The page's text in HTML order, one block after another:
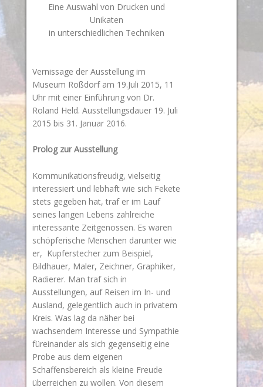
Eine Auswahl von Drucken und
Unikaten
in unterschiedlichen Techniken
Vernissage der Ausstellung im
Museum Roßdorf am 19.Juli 2015, 11
Uhr mit einer Einführung von Dr.
Roland Held. Ausstellungsdauer 19. Juli
2015 bis 31. Januar 2016.
Prolog zur Ausstellung
Kommunikationsfreudig, vielseitig
interessiert und lebhaft wie sich Fekete
stets gegeben hat, traf er im Lauf
seines langen Lebens zahlreiche
interessante Zeitgenossen. Es waren
schöpferische Menschen darunter wie
er, Kupferstecher zum Beispiel,
Bildhauer, Maler, Zeichner, Graphiker,
Radierer. Man traf sich in
Ausstellungen, auf Reisen im In- und
Ausland, gelegentlich auch in privatem
Kreis. Was lag da näher bei
wachsendem Interesse und Sympathie
füreinander als sich gegenseitig eine
Probe aus dem eigenen
Schaffensbereich als kleine Freude
überreichen zu wollen. Von diesem